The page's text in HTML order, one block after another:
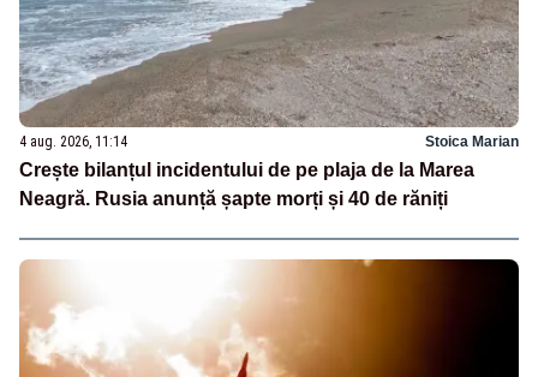
4 aug. 2026, 11:14 Stoica Marian
Crește bilanțul incidentului de pe plaja de la Marea
Neagră. Rusia anunță șapte morți și 40 de răniți